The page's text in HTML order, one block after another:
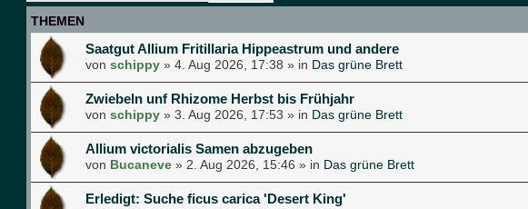
THEMEN
Saatgut Allium Fritillaria Hippeastrum und andere
von schippy » 4. Aug 2026, 17:38 » in Das grüne Brett
Zwiebeln unf Rhizome Herbst bis Frühjahr
von schippy » 3. Aug 2026, 17:53 » in Das grüne Brett
Allium victorialis Samen abzugeben
von Bucaneve » 2. Aug 2026, 15:46 » in Das grüne Brett
Erledigt: Suche ficus carica 'Desert King'